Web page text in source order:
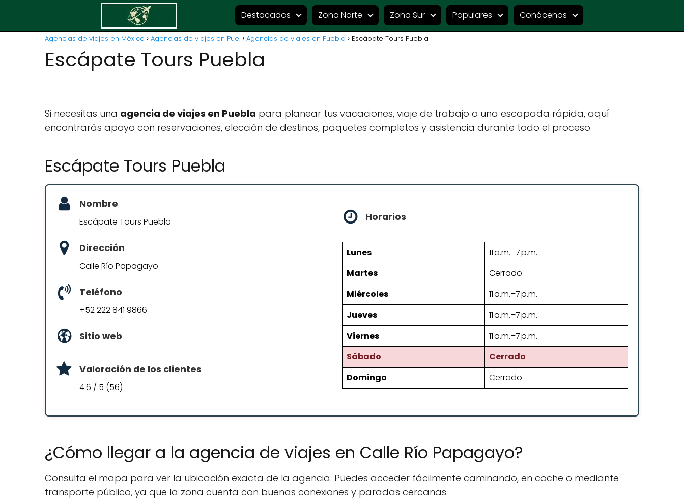
Destacados Zona Norte Zona Sur Populares Conócenos
Agencias de viajes en México Agencias de viajes en Pue. Agencias de viajes en Puebla Escápate Tours Puebla
Escápate Tours Puebla
Si necesitas una agencia de viajes en Puebla para planear tus vacaciones, viaje de trabajo o una escapada rápida, aquí
encontrarás apoyo con reservaciones, elección de destinos, paquetes completos y asistencia durante todo el proceso.
Escápate Tours Puebla
Nombre
Escápate Tours Puebla
Dirección
Calle Río Papagayo
Teléfono
+52 222 841 9866
Sitio web
Valoración de los clientes
4.6 / 5 (56)
Horarios
Lunes
11 a.m.–7 p.m.
Martes
Cerrado
Miércoles
11 a.m.–7 p.m.
Jueves
11 a.m.–7 p.m.
Viernes
11 a.m.–7 p.m.
Sábado
Cerrado
Domingo
Cerrado
¿Cómo llegar a la agencia de viajes en Calle Río Papagayo?
Consulta el mapa para ver la ubicación exacta de la agencia. Puedes acceder fácilmente caminando, en coche o mediante
transporte público, ya que la zona cuenta con buenas conexiones y paradas cercanas.